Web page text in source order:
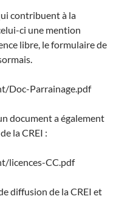
contribuent à la
ci une mention
libre, le formulaire de
Doc-Parrainage.pdf
document a également
la CREI :
licences-CC.pdf
diffusion de la CREI et